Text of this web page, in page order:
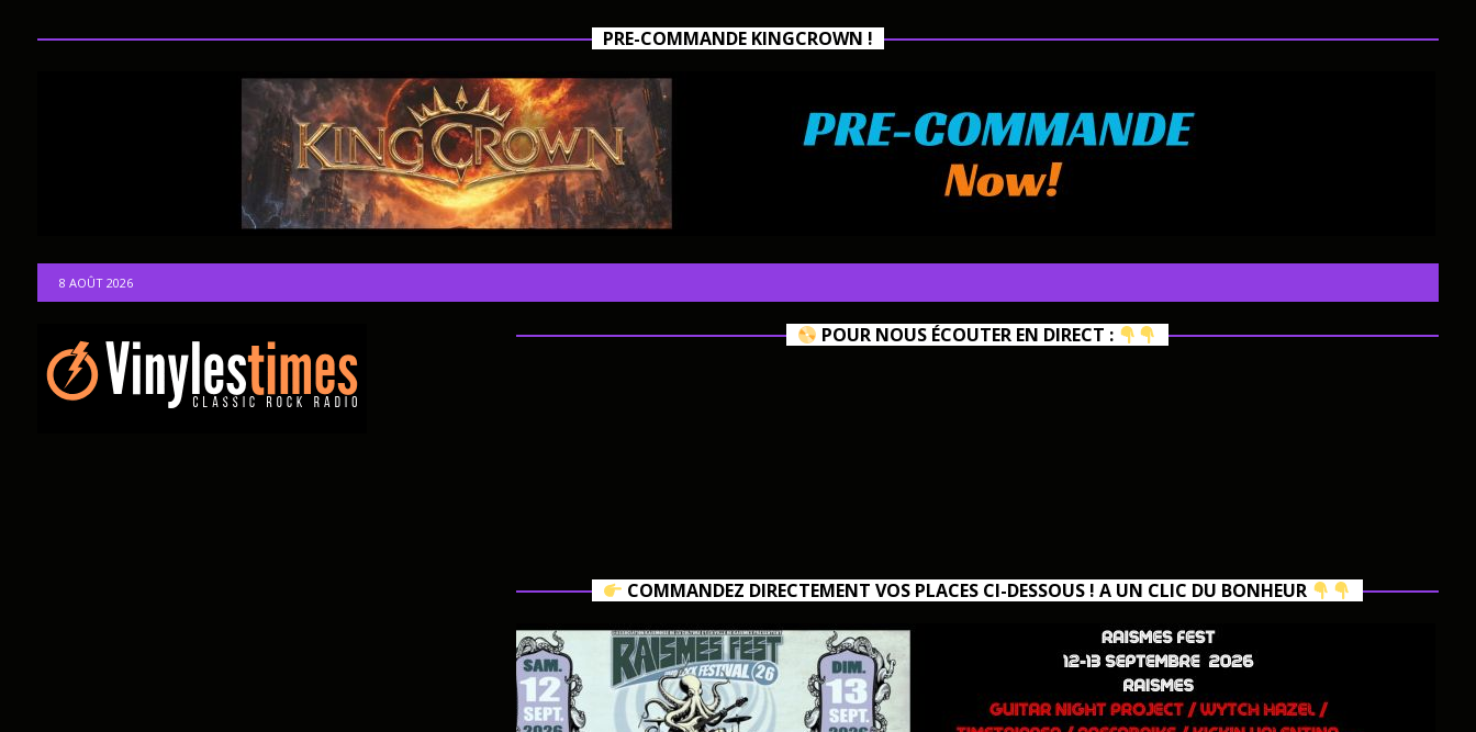
PRE-COMMANDE KINGCROWN !
8 AOÛT 2026
POUR NOUS ÉCOUTER EN DIRECT :
COMMANDEZ DIRECTEMENT VOS PLACES CI-DESSOUS ! A UN CLIC DU BONHEUR